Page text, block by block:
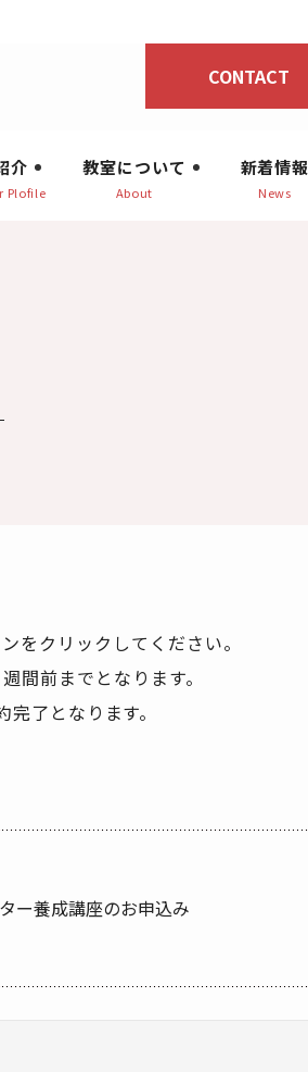
介 教室について 新着情報
CONTACT
をクリックしてください。
間前までとなります。
了となります。
ー養成講座のお申込み